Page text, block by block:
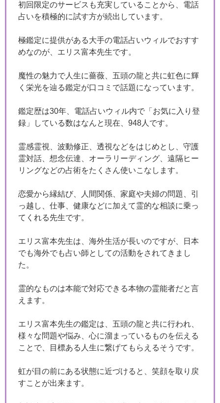
初回限定のサービスも充実していることから、電話
占いを積極的に試す方が続出しています。
極鑑定に提供がある大手の電話占いウィルでおすす
めなのが、エリス富本先生です。
魔性の魅力で人生に薔薇、五頭の龍と共に虹色に輝
く栄光を辿る鑑定が口コミで話題になっています。
鑑定歴は30年、電話占いウィル内で「お気に入り登
録」している数はなんと現在、948人です。
霊感霊視、波動修正、透視などをはじめとし、守護
霊対話、想念伝達、オーラリーディング、遠隔ヒー
リングなどの占術をたくさん使いこなします。
恋愛から縁結び、人間関係、家庭や夫婦の問題、引
っ越し、仕事、健康などに加えて霊的な相談に乗っ
てくれる先生です。
エリス富本先生は、海外生活が長いのですが、日本
でも海外でも占い師としての活動をされてきまし
た。
霊的なものは本能で対応できる本物の霊能者だと言
えます。
エリス富本先生の鑑定は、五頭の龍と共に行われ、
様々な問題や悩み、心に溜まっているものを伝える
ことで、目標ある人生に繋げてもらえるそうです。
虹が目の前にある状態に近づけると、笑顔を取り戻
すことが出来ます。